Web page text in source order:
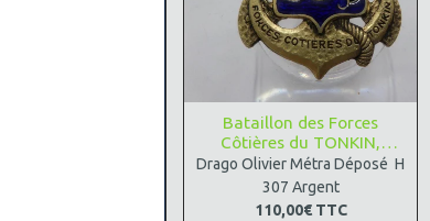
Bataillon des Forces
Côtières du TONKIN,
Argent
Drago Olivier Métra Déposé H
307 Argent
110,00€ TTC